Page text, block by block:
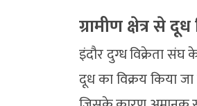
ग्रामीण क्षेत्र से
इंदौर दुग्ध विक्रेता संघ
दूध का विक्रय किया